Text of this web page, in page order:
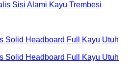
Sisi Alami Kayu Trembesi